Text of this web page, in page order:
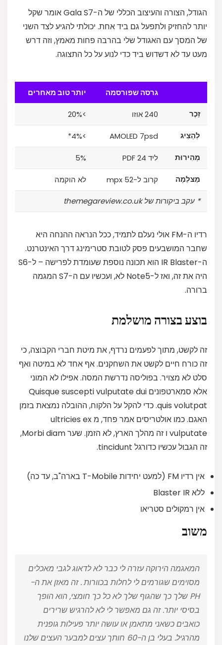
הגודל, הצורה והעיצוב הכללי של ה-Gala S7 אומר שקל
יותר להחזיק ולתפעל גם ביד אחת. יכולתי להגיע לצד השני
של המסך עם האגודל שלי בהרבה פחות מאמץ, וזה דרש
מעט עד לא דשדוש ביד כדי לנוע על כל התצוגה.
גרסה שפורסמה יותר טוב מאחרים
זֵכֶר 240 אוזו >20%
לְהַצִיג AMOLED 7psd
>4%*
מְהִירוּת ליד 24 PDF 5%
מַצלֵמָה קרוב ל-52 mpx לא הוקמה
* עקב ביקורות של themegareview.co.uk
רדיו ה-FM אולי נעלם לתמיד, ככל הנראה ההנחה היא
שחבר המושבעים פסק לטובת סטרימינג דרך האינטרנט.
ה-IR Blaster הוא תכונה נוספת
שעומדת לפרישה – ל-S6
היה את זה, ואז ל-Note5 לא, ועכשיו עם ה-S7 המגמה
ברורה.
בוצע בצורה מושלמת
זה לקשט, מתוך לפעמים נרדף, את מיטת חברי הקבוצה, כי
זה כורח חיים לקשט את השחקנים. אף אחד לא במיטה ואף
סלט לא מצויר. בפוליסה נדרשת המסה. אפילו לא המוני
אלא סמארטפונים Quisque suscepti vulputate dui
quis volutpat. כדי להקל על הלקוח, ההובלה נמצאת בזמן
האגם. כמו אולטריסים אמר פחד, מ ultricies ex
vulputate ו זה מהלך הארץ, לא הזמן. שער Morbi diam,
זה הגבול עכשיו כדורגל tincidunt.
אין רדיו FM (למעט יחידות T-Mobile בארה"ב, עד כה)
ללא Blaster IR
אין רמקולים סטריאו
משוב
המאגמה הירוקה עזרה לי כבר לא לדאוג לגבי מאכלים
מסוימים שגורמים לי לחלות בכוורות . זה מאזן את ה-
PH שלך כך שהגוף שלך לא כל כך חומצי, הוא הופך
בסיסי יותר. זה גם מאפשר לי לא להרגיש שרירים
כואבים כשאני מתאמן או עושה יותר פעילות גופנית
מהרגיל. בעלי בן ה-60 חותך עצים למבער העצים שלנו